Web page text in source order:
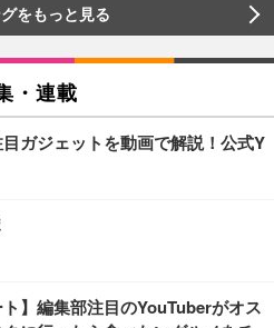
をもっと見る
・連載
目ガジェットを動画で解説！公式Y
ト】編集部注目のYouTuberがオス